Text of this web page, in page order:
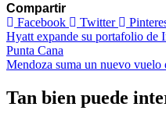
Compartir
Facebook
Twitter
Navegación
de
Hyatt expande su portafolio
Punta Cana
Mendoza suma un nuevo vuelo
Tan bien puede